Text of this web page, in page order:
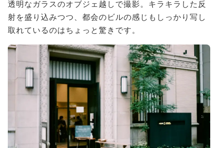
透明なガラスのオブジェ越しで撮影。キラキラした反
射を盛り込みつつ、都会のビルの感じもしっかり写し
取れているのはちょっと驚きです。